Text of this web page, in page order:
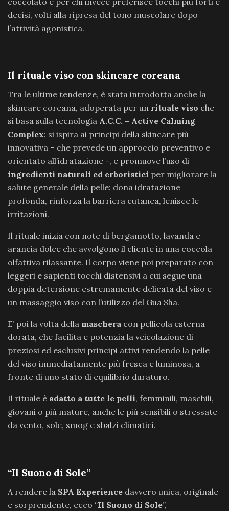
decisi, volti alla ripresa del tono muscolare dopo
l’attività agonistica.
Il rituale viso con skincare coreana
Tra le ultime tendenze, è stata introdotta anche la
skincare coreana, adoperata per un rituale viso che
si basa sulla tecnologia A.C.C. – Active Calming
Complex: si ispira ai principi della skincare più
innovativa – che prevede un approccio preventivo e
orientato all’idratazione -, e promuove l’uso di
ingredienti naturali ed erboristici per migliorare la
salute generale della pelle: dona idratazione
profonda, rinforza la barriera cutanea, lenisce le
irritazioni.
Il rituale inizia con note di bergamotto, lavanda e
arancia dolce che avvolgono il cliente in una coccola
olfattiva rilassante. Il corpo viene poi preparato con
leggeri e sapienti tocchi distensivi a cui segue una
doppia detersione estremamente delicata del viso e
un massaggio viso con l’utilizzo del Gua Sha.
E’ poi la volta della maschera con pellicola esterna
dorata, che facilita e potenzia la veicolazione di
preziosi ed esclusivi principi attivi rendendo la pelle
del viso immediatamente più fresca e luminosa, a
fronte di uno stato di equilibrio duraturo.
Il rituale è adatto a tutte le pelli, femminili, maschili,
giovani o più mature, anche le più sensibili o stressate
da vento, sole, smog e sbalzi climatici.
“Il Suono di Sole”
A rendere la SPA Experience davvero unica, originale
e sorprendente, ecco “Il Suono di Sole”,